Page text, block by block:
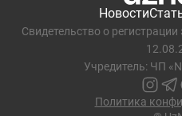
Новости
Свидетельство о
Учредитель: ЧП
Политика